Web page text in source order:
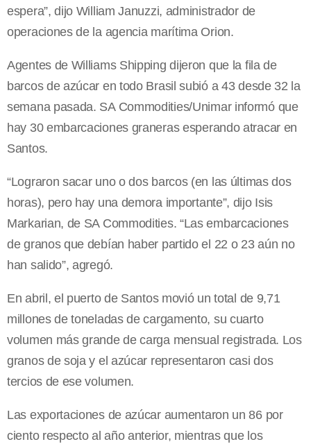
espera”, dijo William Januzzi, administrador de
operaciones de la agencia marítima Orion.
Agentes de Williams Shipping dijeron que la fila de
barcos de azúcar en todo Brasil subió a 43 desde 32 la
semana pasada. SA Commodities/Unimar informó que
hay 30 embarcaciones graneras esperando atracar en
Santos.
“Lograron sacar uno o dos barcos (en las últimas dos
horas), pero hay una demora importante”, dijo Isis
Markarian, de SA Commodities. “Las embarcaciones
de granos que debían haber partido el 22 o 23 aún no
han salido”, agregó.
En abril, el puerto de Santos movió un total de 9,71
millones de toneladas de cargamento, su cuarto
volumen más grande de carga mensual registrada. Los
granos de soja y el azúcar representaron casi dos
tercios de ese volumen.
Las exportaciones de azúcar aumentaron un 86 por
ciento respecto al año anterior, mientras que los